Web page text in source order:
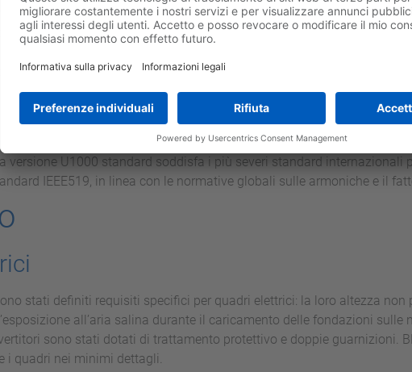
scelto il convertitore Matrix U1000, caratterizzato dal design
una conversione diretta CA-CA ad alta efficienza della potenza
di resistenze di frenatura tradizionali. Lo speciale software installato
del carico: durante il movimento e la frenata, le fondazioni XXL non
rappresentano l'ultima generazione di azionamenti rigenerativi
nel concetto di gru "green" limitando le emissioni di CO
. Oltre
versione U1000 standard soddisfa i più severi standard internazionali
IEEE519, in linea con le normative globali sulle armoniche e il
stati definiti requisiti specifici per quadri elettrici: la loro altezza non
all’aria salina durante il caricamento delle fondazioni sulle
sono stati dotati di trattamento protettivo e doppie guarnizioni.
i quadri nei minimi dettagli.